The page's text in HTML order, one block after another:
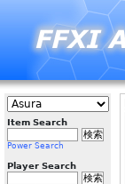
Item Search
Power Search
Player Search